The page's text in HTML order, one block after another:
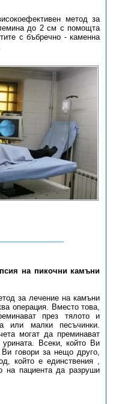
метод за
до 2 см с помощта
с бъбречно - каменна
на пикочни камъни
за лечение на камъни
операция. Вместо това,
през тялото и
или малки песъчинки.
могат да преминават
Всеки, който Ви
Ви говори за нещо друго,
който е единствения ,
на пациента да разруши